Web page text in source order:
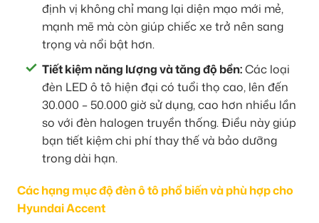
định vị không chỉ mang lại diện mạo mới mẻ,
mạnh mẽ mà còn giúp chiếc xe trở nên sang
trọng và nổi bật hơn.
Tiết kiệm năng lượng và tăng độ bền:Các loại
đèn LED ô tô hiện đại có tuổi thọ cao, lên đến
30.000 – 50.000 giờ sử dụng, cao hơn nhiều lần
so với đèn halogen truyền thống. Điều này giúp
bạn tiết kiệm chi phí thay thế và bảo dưỡng
trong dài hạn.
Các hạng mục độ đèn ô tô phổ biến và phù hợp cho
Hyundai Accent